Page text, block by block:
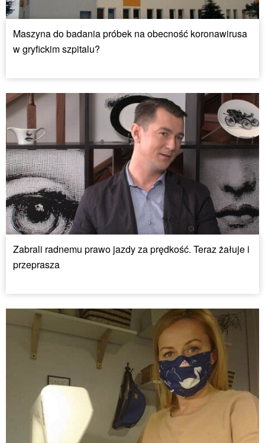
Maszyna do badania próbek na obecność koronawirusa
w gryfickim szpitalu?
Zabrali radnemu prawo jazdy za prędkość. Teraz żałuje i
przeprasza